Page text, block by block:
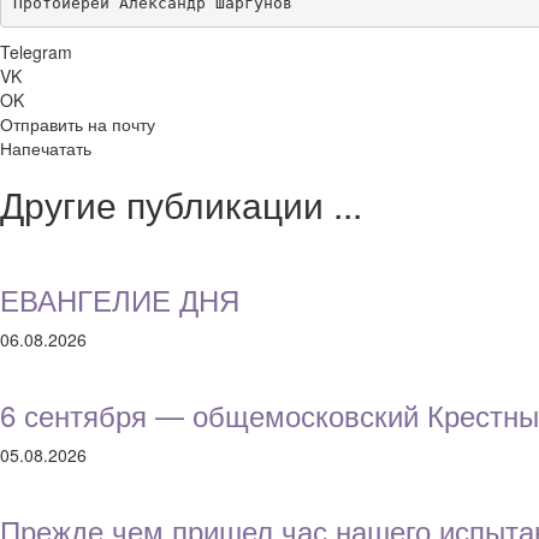
Telegram
VK
OK
Отправить на почту
Напечатать
Другие публикации ...
ЕВАНГЕЛИЕ ДНЯ
06.08.2026
6 сентября — общемосковский
05.08.2026
Прежде чем пришел час нашего